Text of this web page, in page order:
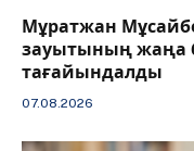
Мұратжан
зауытының жаңа
тағайындалды
07.08.2026